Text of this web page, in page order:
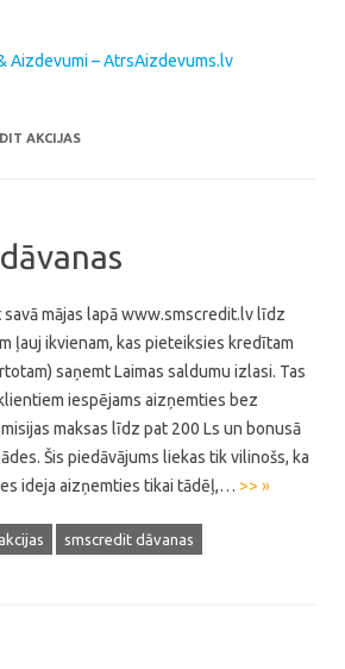
AKCIJAS
mājas lapā www.smscredit.lv līdz
ļauj ikvienam, kas pieteiksies kredītam
saņemt Laimas saldumu izlasi. Tas
iespējams aizņemties bez
maksas līdz pat 200 Ls un bonusā
Šis piedāvājums liekas tik vilinošs, ka
ideja aizņemties tikai tādēļ,… >> »
smscredit dāvanas